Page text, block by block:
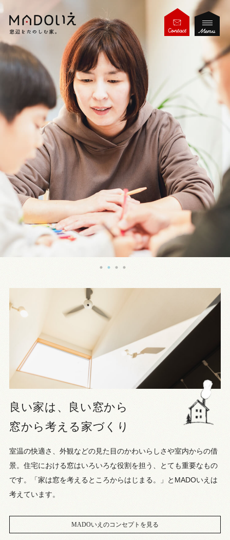
良い家は、良い窓から
窓から考える家づくり
室温の快適さ、外観などの見た目のかわいらしさや室内からの借
景。住宅における窓はいろいろな役割を担う、とても重要なもの
です。「家は窓を考えるところからはじまる。」とMADOいえは
考えています。
MADOいえのコンセプトを見る